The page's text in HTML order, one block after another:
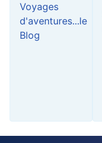
Voyages
d'aventures...le
Blog